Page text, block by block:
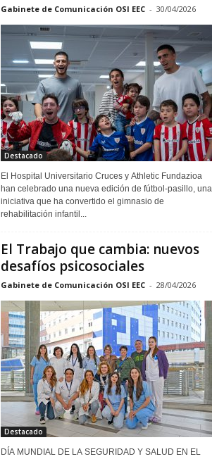
Gabinete de Comunicación OSI EEC - 30/04/2026
Destacado
El Hospital Universitario Cruces y Athletic Fundazioa
han celebrado una nueva edición de fútbol‑pasillo, una
iniciativa que ha convertido el gimnasio de
rehabilitación infantil...
El Trabajo que cambia: nuevos
desafíos psicosociales
Gabinete de Comunicación OSI EEC - 28/04/2026
Destacado
DÍA MUNDIAL DE LA SEGURIDAD Y SALUD EN EL